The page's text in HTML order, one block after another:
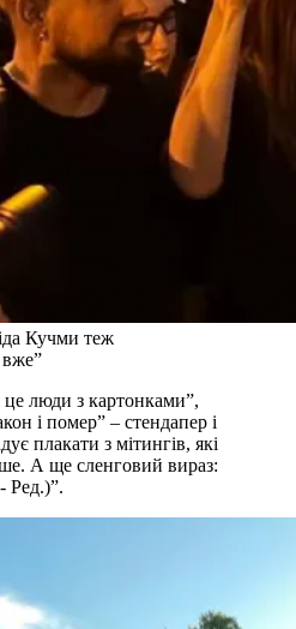
Кучми теж
це люди з картонками”,
і помер” – стендапер і
плакати з мітингів, які
А ще сленговий вираз:
Ред.)”.